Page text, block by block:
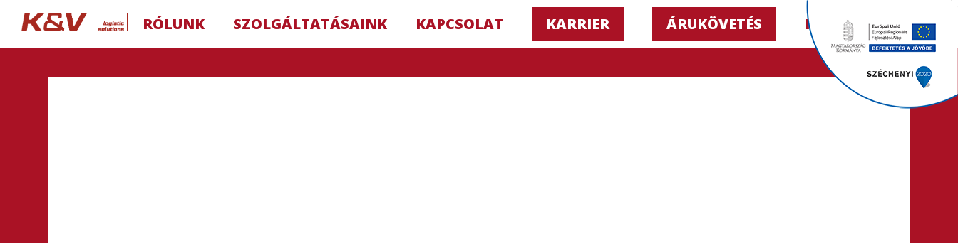
RÓLUNK SZOLGÁLTATÁSAINK KAPCSOLAT KARRIER ÁRUKÖVETÉS HU ▼